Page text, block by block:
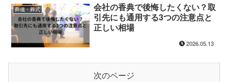
葬儀・葬式
会社の香典で後悔したくない？取
引先にも通用する3つの注意点と
正しい相場
2026.05.13
次のページ